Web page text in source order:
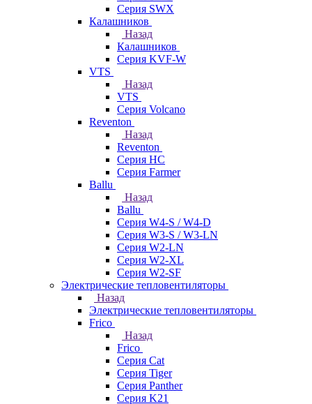
Серия SWX
Калашников
Назад
Калашников
Серия KVF-W
VTS
Назад
VTS
Серия Volcano
Reventon
Назад
Reventon
Серия HC
Серия Farmer
Ballu
Назад
Ballu
Серия W4-S / W4-D
Серия W3-S / W3-LN
Серия W2-LN
Серия W2-XL
Серия W2-SF
Электрические тепловентиляторы
Назад
Электрические тепловентиляторы
Frico
Назад
Frico
Серия Cat
Серия Tiger
Серия Panther
Серия K21